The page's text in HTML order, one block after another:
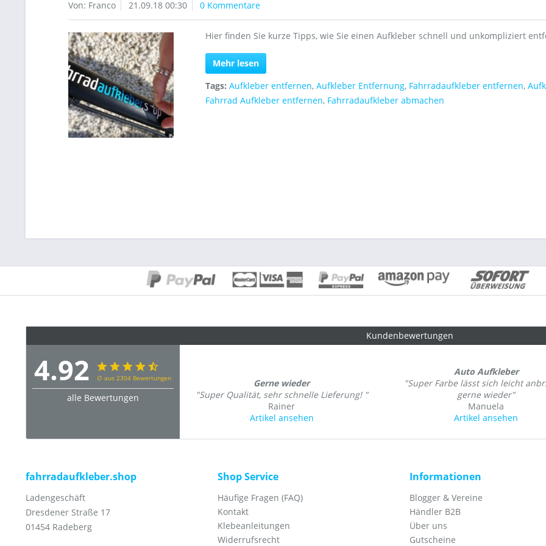
Von: Franco 21.09.18 00:30 0 Kommentare
Hier finden Sie kurze Tipps, wie Sie einen Aufkleber schnell und unkompliziert
Mehr lesen
Tags: Aufkleber entfernen, Aufkleber Entfernung, Fahrradaufkleber entfernen,
Fahrrad Aufkleber entfernen, Fahrradaufkleber abmachen
Kundenbewertungen
4.92∅ aus 2304 Bewertungen
alle Bewertungen
Gerne wieder
"Super Qualität, sehr schnelle Lieferung! "
Rainer
Artikel ansehen
Auto Aufkleber
"Super Farbe lässt sich leicht
gerne wieder"
Manuela
Artikel ansehen
fahrradaufkleber.shop
Ladengeschäft
Dresdener Straße 17
01454 Radeberg
Shop Service
Häufige Fragen (FAQ)
Kontakt
Klebeanleitungen
Widerrufsrecht
Informationen
Blogger & Vereine
Händler B2B
Über uns
Gutscheine